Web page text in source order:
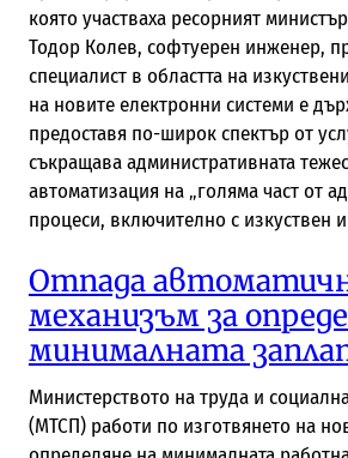
която участваха ресорният
Тодор Колев, софтуерен инженер,
специалист в областта на
на новите електронни системи е
предоставя по-широк спектър от
съкращава административната
автоматизация на „голяма част от
процеси, включително с изкуствен
Отпада
механизъм за
минималната
Министерството на труда и
(МТСП) работи по изготвянето на